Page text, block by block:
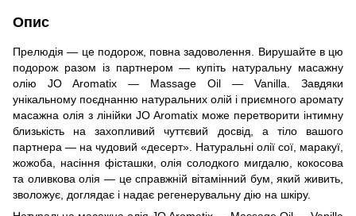
Опис
Прелюдія — це подорож, повна задоволення. Вирушайте в цю
подорож разом із партнером — купіть натуральну масажну
олію JO Aromatix — Massage Oil — Vanilla. Завдяки
унікальному поєднанню натуральних олій і приємного аромату
масажна олія з лінійки JO Aromatix може перетворити інтимну
близькість на захопливий чуттєвий досвід, а тіло вашого
партнера — на чудовий «десерт». Натуральні олії сої, маракуї,
жожоба, насіння фісташки, олія солодкого мигдалю, кокосова
та оливкова олія — ​​це справжній вітамінний бум, який живить,
зволожує, доглядає і надає регенерувальну дію на шкіру.